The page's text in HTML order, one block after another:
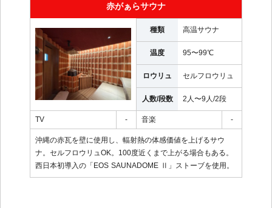
赤がぁらサウナ
種類 高温サウナ
温度 95〜99℃
ロウリュ セルフロウリュ
人数/段数 2人〜9人 /2段
TV - 音楽 -
沖縄の赤瓦を壁に使用し、輻射熱の体感価値を上げるサウ
ナ。セルフロウリュOK。100度近くまで上がる場合もある。
西日本初導入の「EOS SAUNADOME Ⅱ」ストーブを使用。